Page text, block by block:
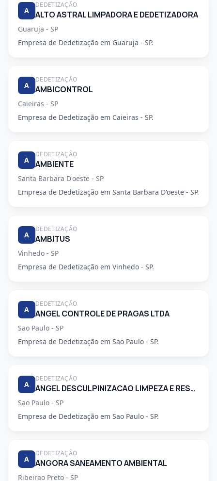
A
DEDETIZAÇÃO
ALTO ASTRAL LIMPADORA E DEDETIZADORA
Guaruja - SP
Empresa de Dedetização em Guaruja - SP.
A
DEDETIZAÇÃO
AMBICONTROL
Caieiras - SP
Empresa de Dedetização em Caieiras - SP.
A
DEDETIZAÇÃO
AMBIENTE
Santa Barbara D'oeste - SP
Empresa de Dedetização em Santa Barbara D'oeste - SP.
A
DEDETIZAÇÃO
AMBITUS
Vinhedo - SP
Empresa de Dedetização em Vinhedo - SP.
A
DEDETIZAÇÃO
ANGEL CONTROLE DE PRAGAS LTDA
Sao Paulo - SP
Empresa de Dedetização em Sao Paulo - SP.
A
DEDETIZAÇÃO
ANGEL DESCULPINIZACAO LIMPEZA E RESTAURACAO DE CAIXAS DAGUA E CONTROLE DE PRAGAS LTDA
Sao Paulo - SP
Empresa de Dedetização em Sao Paulo - SP.
A
DEDETIZAÇÃO
ANGORA SANEAMENTO AMBIENTAL
Ribeirao Preto - SP